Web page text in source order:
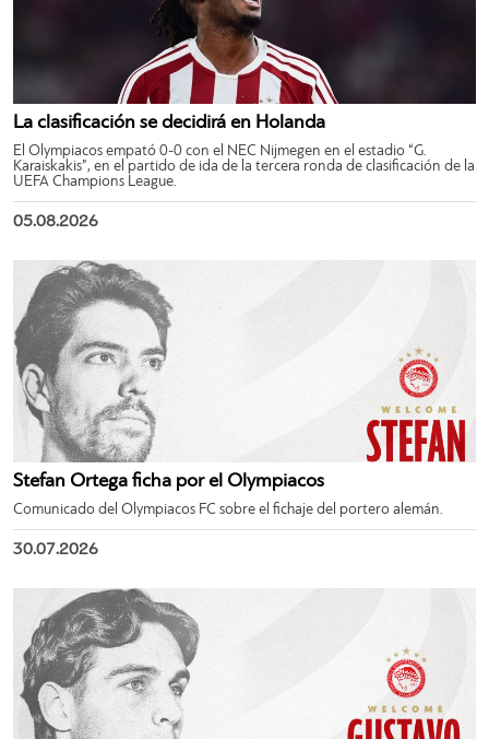
La clasificación se decidirá en Holanda
El Olympiacos empató 0-0 con el NEC Nijmegen en el estadio “G.
Karaiskakis”, en el partido de ida de la tercera ronda de clasificación de la
UEFA Champions League.
05.08.2026
Stefan Ortega ficha por el Olympiacos
Comunicado del Olympiacos FC sobre el fichaje del portero alemán.
30.07.2026